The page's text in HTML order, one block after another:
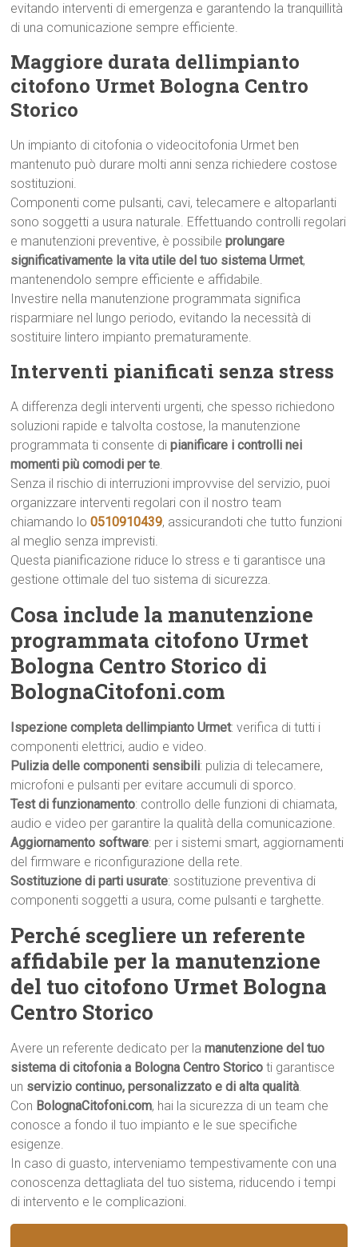
evitando interventi di emergenza e garantendo la tranquillità
di una comunicazione sempre efficiente.
Maggiore durata dellimpianto
citofono Urmet Bologna Centro
Storico
Un impianto di citofonia o videocitofonia Urmet ben
mantenuto può durare molti anni senza richiedere costose
sostituzioni.
Componenti come pulsanti, cavi, telecamere e altoparlanti
sono soggetti a usura naturale. Effettuando controlli regolari
e manutenzioni preventive, è possibileprolungare
significativamente la vita utile del tuo sistema Urmet,
mantenendolo sempre efficiente e affidabile.
Investire nella manutenzione programmata significa
risparmiare nel lungo periodo, evitando la necessità di
sostituire lintero impianto prematuramente.
Interventi pianificati senza stress
A differenza degli interventi urgenti, che spesso richiedono
soluzioni rapide e talvolta costose, la manutenzione
programmata ti consente dipianificare i controlli nei
momenti più comodi per te.
Senza il rischio di interruzioni improvvise del servizio, puoi
organizzare interventi regolari con il nostro team
chiamando lo0510910439, assicurandoti che tutto funzioni
al meglio senza imprevisti.
Questa pianificazione riduce lo stress e ti garantisce una
gestione ottimale del tuo sistema di sicurezza.
Cosa include la manutenzione
programmata citofono Urmet
Bologna Centro Storico di
BolognaCitofoni.com
Ispezione completa dellimpianto Urmet: verifica di tutti i
componenti elettrici, audio e video.
Pulizia delle componenti sensibili: pulizia di telecamere,
microfoni e pulsanti per evitare accumuli di sporco.
Test di funzionamento: controllo delle funzioni di chiamata,
audio e video per garantire la qualità della comunicazione.
Aggiornamento software: per i sistemi smart, aggiornamenti
del firmware e riconfigurazione della rete.
Sostituzione di parti usurate: sostituzione preventiva di
componenti soggetti a usura, come pulsanti e targhette.
Perché scegliere un referente
affidabile per la manutenzione
del tuo citofono Urmet Bologna
Centro Storico
Avere un referente dedicato per lamanutenzione del tuo
sistema di citofonia a Bologna Centro Storico ti garantisce
un servizio continuo, personalizzato e di alta qualità.
Con BolognaCitofoni.com, hai la sicurezza di un team che
conosce a fondo il tuo impianto e le sue specifiche
esigenze.
In caso di guasto, interveniamo tempestivamente con una
conoscenza dettagliata del tuo sistema, riducendo i tempi
di intervento e le complicazioni.